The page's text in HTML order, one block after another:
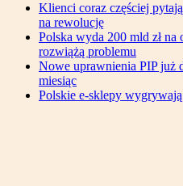
Klienci coraz częściej
na rewolucję
Polska wyda 200 mld zł na
rozwiążą problemu
Nowe uprawnienia PIP już
miesiąc
Polskie e-sklepy